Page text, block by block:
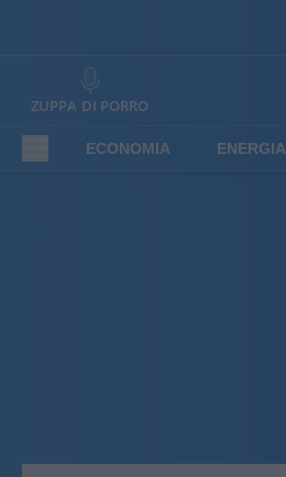
ZUPPA DI PORRO
ECONOMIA ENERGIA